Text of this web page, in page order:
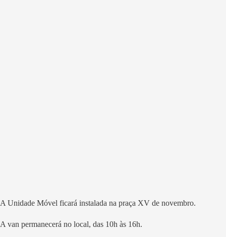
A Unidade Móvel ficará instalada na praça XV de novembro.
A van permanecerá no local, das 10h às 16h.